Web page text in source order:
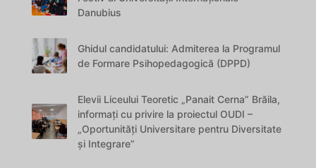
Danubius
Ghidul candidatului: Admiterea la Programul
de Formare Psihopedagogică (DPPD)
Elevii Liceului Teoretic „Panait Cerna” Brăila,
informați cu privire la proiectul OUDI –
„Oportunități Universitare pentru Diversitate
și Integrare”